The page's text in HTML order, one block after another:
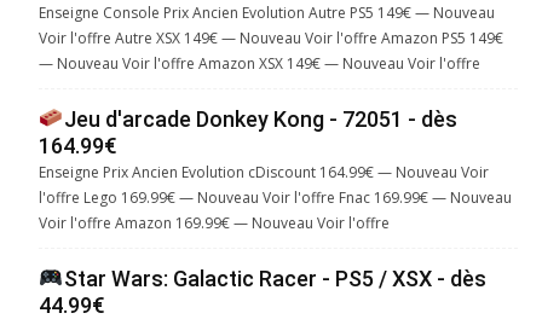
Enseigne Console Prix Ancien Evolution Autre PS5 149€ — Nouveau
Voir l'offre Autre XSX 149€ — Nouveau Voir l'offre Amazon PS5 149€
— Nouveau Voir l'offre Amazon XSX 149€ — Nouveau Voir l'offre
Jeu d'arcade Donkey Kong - 72051 - dès
164.99€
Enseigne Prix Ancien Evolution cDiscount 164.99€ — Nouveau Voir
l'offre Lego 169.99€ — Nouveau Voir l'offre Fnac 169.99€ — Nouveau
Voir l'offre Amazon 169.99€ — Nouveau Voir l'offre
Star Wars: Galactic Racer - PS5 / XSX - dès
44.99€